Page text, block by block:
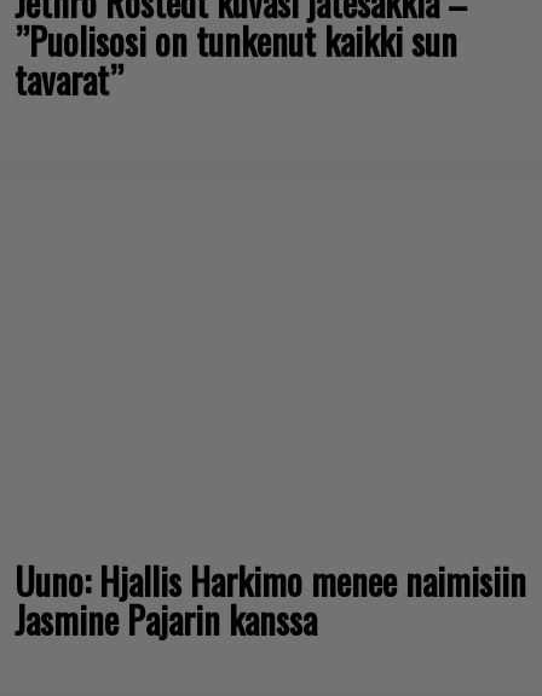
”Puolisosi on tunkenut kaikki sun
tavarat”
Uuno: Hjallis Harkimo menee naimisiin
Jasmine Pajarin kanssa